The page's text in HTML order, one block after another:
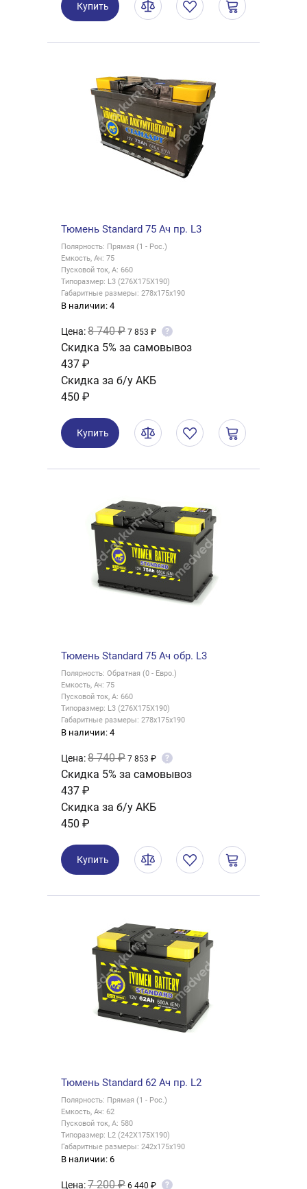
Купить
Тюмень Standard 75 Ач пр. L3
Полярность: Прямая (1 - Рос.)
Емкость, Ач: 75
Пусковой ток, А: 660
Типоразмер: L3 (276X175X190)
Габаритные размеры: 278x175x190
В наличии: 4
Цена:8 740 ₽ 7 853 ₽ ?
Скидка 5% за самовывоз
437 ₽
Скидка за б/у АКБ
450 ₽
Купить
Тюмень Standard 75 Ач обр. L3
Полярность: Обратная (0 - Евро.)
Емкость, Ач: 75
Пусковой ток, А: 660
Типоразмер: L3 (276X175X190)
Габаритные размеры: 278x175x190
В наличии: 4
Цена:8 740 ₽ 7 853 ₽ ?
Скидка 5% за самовывоз
437 ₽
Скидка за б/у АКБ
450 ₽
Купить
Тюмень Standard 62 Ач пр. L2
Полярность: Прямая (1 - Рос.)
Емкость, Ач: 62
Пусковой ток, А: 580
Типоразмер: L2 (242X175X190)
Габаритные размеры: 242x175x190
В наличии: 6
Цена:7 200 ₽ 6 440 ₽ ?